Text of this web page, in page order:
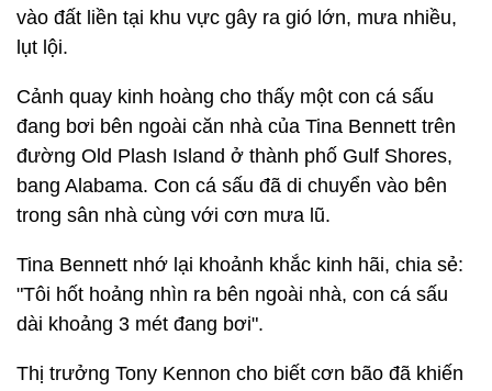
vào đất liền tại khu vực gây ra gió lớn, mưa nhiều,
lụt lội.
Cảnh quay kinh hoàng cho thấy một con cá sấu
đang bơi bên ngoài căn nhà của Tina Bennett trên
đường Old Plash Island ở thành phố Gulf Shores,
bang Alabama. Con cá sấu đã di chuyển vào bên
trong sân nhà cùng với cơn mưa lũ.
Tina Bennett nhớ lại khoảnh khắc kinh hãi, chia sẻ:
"Tôi hốt hoảng nhìn ra bên ngoài nhà, con cá sấu
dài khoảng 3 mét đang bơi".
Thị trưởng Tony Kennon cho biết cơn bão đã khiến